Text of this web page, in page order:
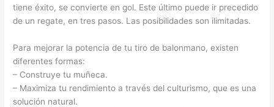
tiene éxito, se convierte en gol. Este último puede ir precedido
de un regate, en tres pasos. Las posibilidades son ilimitadas.
Para mejorar la potencia de tu tiro de balonmano, existen
diferentes formas:
– Construye tu muñeca.
– Maximiza tu rendimiento a través del culturismo, que es una
solución natural.